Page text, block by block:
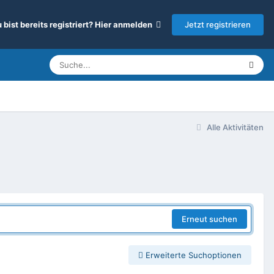
bist bereits registriert? Hier anmelden Jetzt registrieren
Alle Aktivitäten
Erneut suchen
Erweiterte Suchoptionen